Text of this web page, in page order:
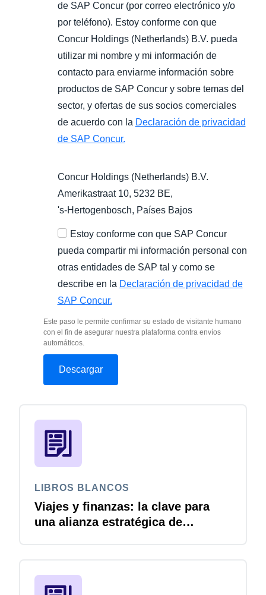
de SAP Concur (por correo electrónico y/o
por teléfono). Estoy conforme con que
Concur Holdings (Netherlands) B.V. pueda
utilizar mi nombre y mi información de
contacto para enviarme información sobre
productos de SAP Concur y sobre temas del
sector, y ofertas de sus socios comerciales
de acuerdo con la Declaración de privacidad
de SAP Concur.
Concur Holdings (Netherlands) B.V.
Amerikastraat 10, 5232 BE,
's-Hertogenbosch, Países Bajos
Estoy conforme con que SAP Concur
pueda compartir mi información personal con
otras entidades de SAP tal y como se
describe en la Declaración de privacidad de
SAP Concur.
Este paso le permite confirmar su estado de visitante humano
con el fin de asegurar nuestra plataforma contra envíos
automáticos.
LIBROS BLANCOS
Viajes y finanzas: la clave para
una alianza estratégica de